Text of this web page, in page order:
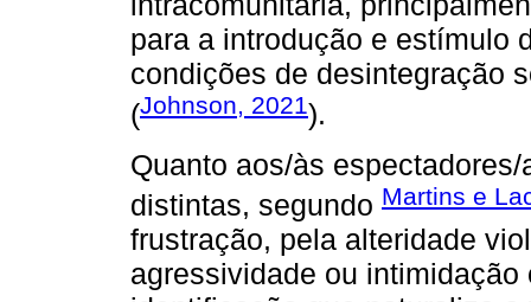
para a introdução e estímulo
condições de desintegração
(Johnson, 2021).
Quanto aos/às
distintas, segundo Martins e
frustração, pela alteridade
agressividade ou